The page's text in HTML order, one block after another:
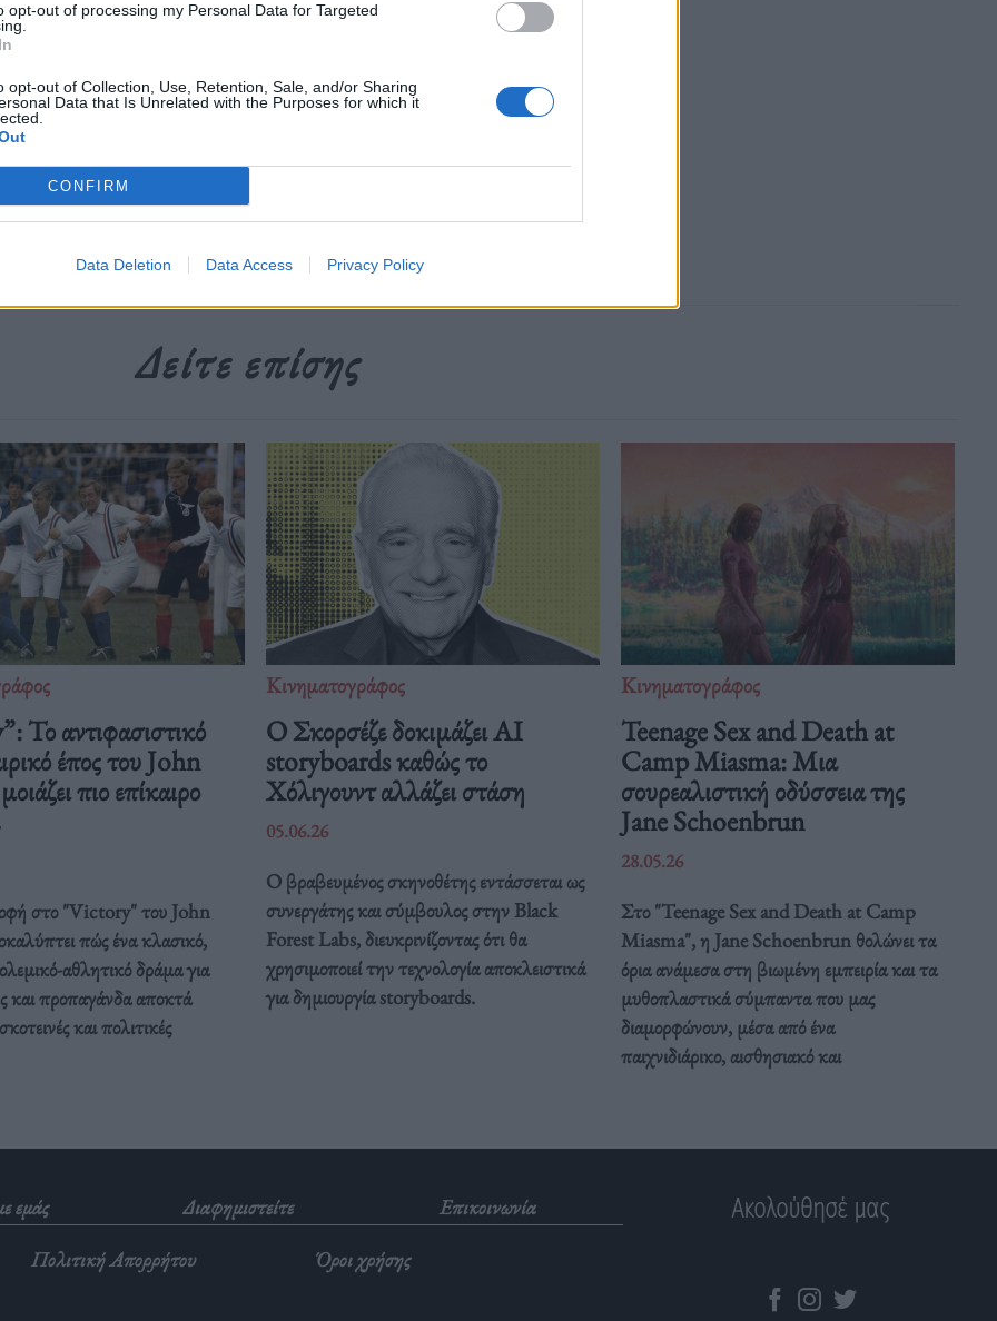
opt-out of processing my Personal Data for Targeted
opt-out of Collection, Use, Retention, Sale, and/or Sharing
Data that Is Unrelated with the Purposes for which it
CONFIRM
Data Deletion Data Access Privacy Policy
→
,τρόπο σκέψης
Δείτε επίσης
Το αντιφασιστικό
έπος του John
πιο επίκαιρο
στο "Victory" του John
πώς ένα κλασικό,
αθλητικό δράμα για
και προπαγάνδα αποκτά
και πολιτικές
Κινηματογράφος
Ο Σκορσέζε δοκιμάζει AI
storyboards καθώς το
Χόλιγουντ αλλάζει στάση
05.06.26
Ο βραβευμένος σκηνοθέτης εντάσσεται ως
συνεργάτης και σύμβουλος στην Black
Forest Labs, διευκρινίζοντας ότι θα
χρησιμοποιεί την τεχνολογία αποκλειστικά
για δημιουργία storyboards.
Κινηματογράφος
Teenage Sex and Death at
Camp Miasma: Μια
σουρεαλιστική οδύσσεια της
Jane Schoenbrun
28.05.26
Στο "Teenage Sex and Death at Camp
Miasma", η Jane Schoenbrun θολώνει τα
όρια ανάμεσα στη βιωμένη εμπειρία και τα
μυθοπλαστικά σύμπαντα που μας
διαμορφώνουν, μέσα από ένα
παιχνιδιάρικο, αισθησιακό και
εμάς Διαφημιστείτε
Επικοινωνία
Πολιτική Απορρήτου
Όροι χρήσης
Ακολούθησέ μας